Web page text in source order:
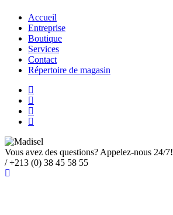
Accueil
Entreprise
Boutique
Services
Contact
Répertoire de magasin
Vous avez des questions? Appelez-nous 24/7!
/ +213 (0) 38 45 58 55